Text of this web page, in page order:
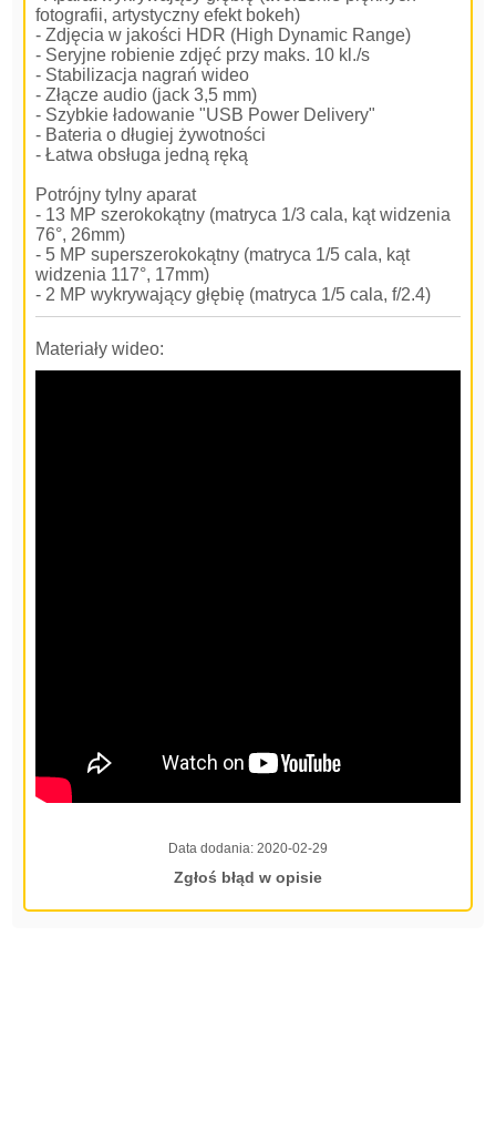
fotografii, artystyczny efekt bokeh)
- Zdjęcia w jakości HDR (High Dynamic Range)
- Seryjne robienie zdjęć przy maks. 10 kl./s
- Stabilizacja nagrań wideo
- Złącze audio (jack 3,5 mm)
- Szybkie ładowanie "USB Power Delivery"
- Bateria o długiej żywotności
- Łatwa obsługa jedną ręką
Potrójny tylny aparat
- 13 MP szerokokątny (matryca 1/3 cala, kąt widzenia
76°, 26mm)
- 5 MP superszerokokątny (matryca 1/5 cala, kąt
widzenia 117°, 17mm)
- 2 MP wykrywający głębię (matryca 1/5 cala, f/2.4)
Materiały wideo:
Data dodania: 2020-02-29
Zgłoś błąd w opisie